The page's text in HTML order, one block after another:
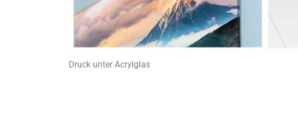
Druck unter Acrylglas